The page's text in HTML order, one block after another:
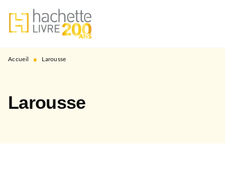
MENU RECHERCHE
PIED DE PAGE
Accueil • Larousse
Larousse